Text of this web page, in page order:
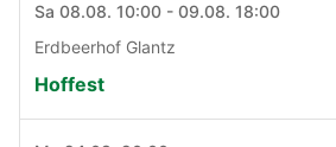
Sa 08.08. 10:00 - 09.08. 18:00
Erdbeerhof Glantz
Hoffest